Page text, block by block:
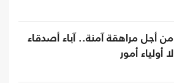
من أجل مراهقة آمنة.. آباء أصدقاء
لا أولياء أمور